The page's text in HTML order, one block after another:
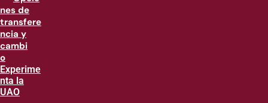
nes de
transfere
ncia y
cambi
o
Experime
nta la
UAO